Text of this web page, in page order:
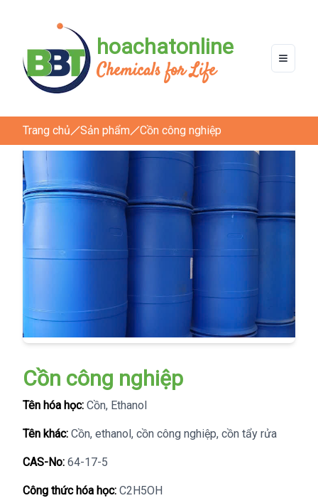
hoachatonline
Chemicals for Life
Trang chủ Sản phẩm Cồn công nghiệp
Cồn công nghiệp
Tên hóa học: Cồn, Ethanol
Tên khác: Cồn, ethanol, cồn công nghiệp, cồn tẩy rửa
CAS-No: 64-17-5
Công thức hóa học: C2H5OH